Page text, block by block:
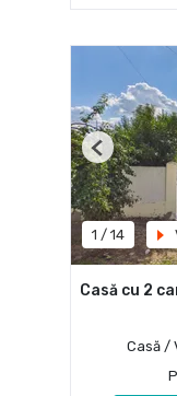
1 / 14
Previous
Casă cu 2
Casă /